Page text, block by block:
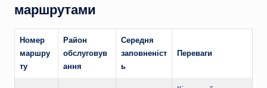
маршрутами
Номер
маршру
ту
Район
обслуговув
ання
Середня
заповненіст
ь
Переваги